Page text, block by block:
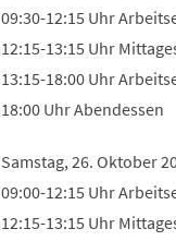
09:30-12:15 Uhr
12:15-13:15 Uhr
13:15-18:00 Uhr
18:00 Uhr Abendessen
Samstag, 26. Oktober
09:00-12:15 Uhr
12:15-13:15 Uhr